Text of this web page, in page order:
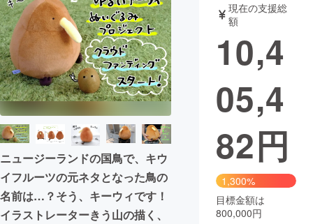
ニュージーランドの国鳥で、キウ
イフルーツの元ネタとなった鳥の
名前は…？そう、キーウィです！
イラストレーターきう山の描く、
現在の支援総
額
10,4
05,4
82円
1,300%
目標金額は
800,000円